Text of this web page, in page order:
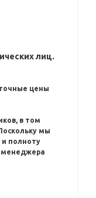
лиц.
цены
в том
мы
и полноту
менеджера